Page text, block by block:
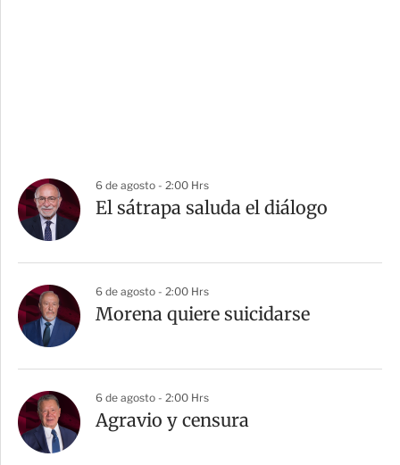
6 de agosto - 2:00 Hrs
El sátrapa saluda el diálogo
6 de agosto - 2:00 Hrs
Morena quiere suicidarse
6 de agosto - 2:00 Hrs
Agravio y censura